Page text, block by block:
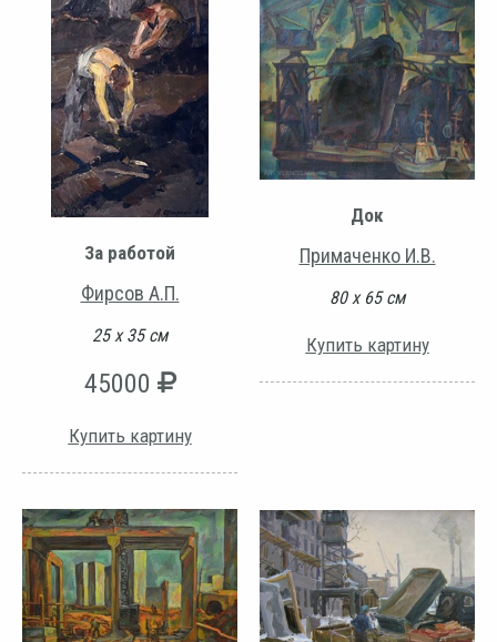
За работой
Фирсов А.П.
25 х 35 см
45000
Купить картину
Док
Примаченко И.В.
80 х 65 см
Купить картину